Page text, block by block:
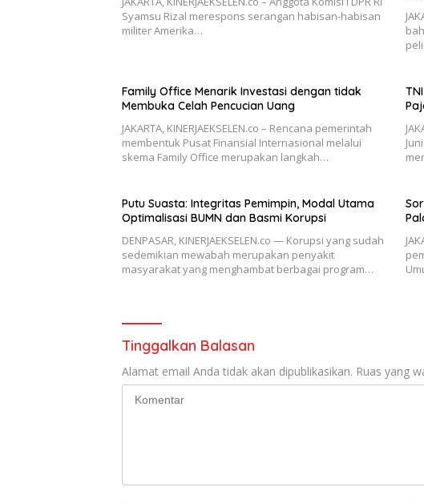
Syamsu Rizal merespons serangan habisan-habisan
militer Amerika…
Family Office Menarik Investasi dengan tidak
Membuka Celah Pencucian Uang
JAKARTA, KINERJAEKSELEN.co – Rencana pemerintah
membentuk Pusat Finansial Internasional melalui
skema Family Office merupakan langkah…
Putu Suasta: Integritas Pemimpin, Modal Utama
Optimalisasi BUMN dan Basmi Korupsi
DENPASAR, KINERJAEKSELEN.co — Korupsi yang sudah
sedemikian mewabah merupakan penyakit
masyarakat yang menghambat berbagai program…
Tinggalkan Balasan
Alamat email Anda tidak akan dipublikasikan. Ruas yang